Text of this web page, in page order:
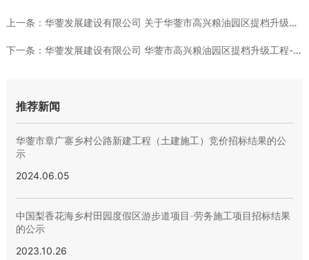
上一条： 华蓥发展建设有限公司 关于华蓥市高兴粮油园区提档升级工程 基...
下一条： 华蓥发展建设有限公司 华蓥市高兴粮油园区提档升级工程-基础及...
推荐新闻
华蓥市章广寨乡村公路新建工程（土建施工）竞价招标结果的公
示
2024.06.05
中国梨香花海乡村田园度假区游步道项目-劳务施工项目招标结果
的公示
2023.10.26